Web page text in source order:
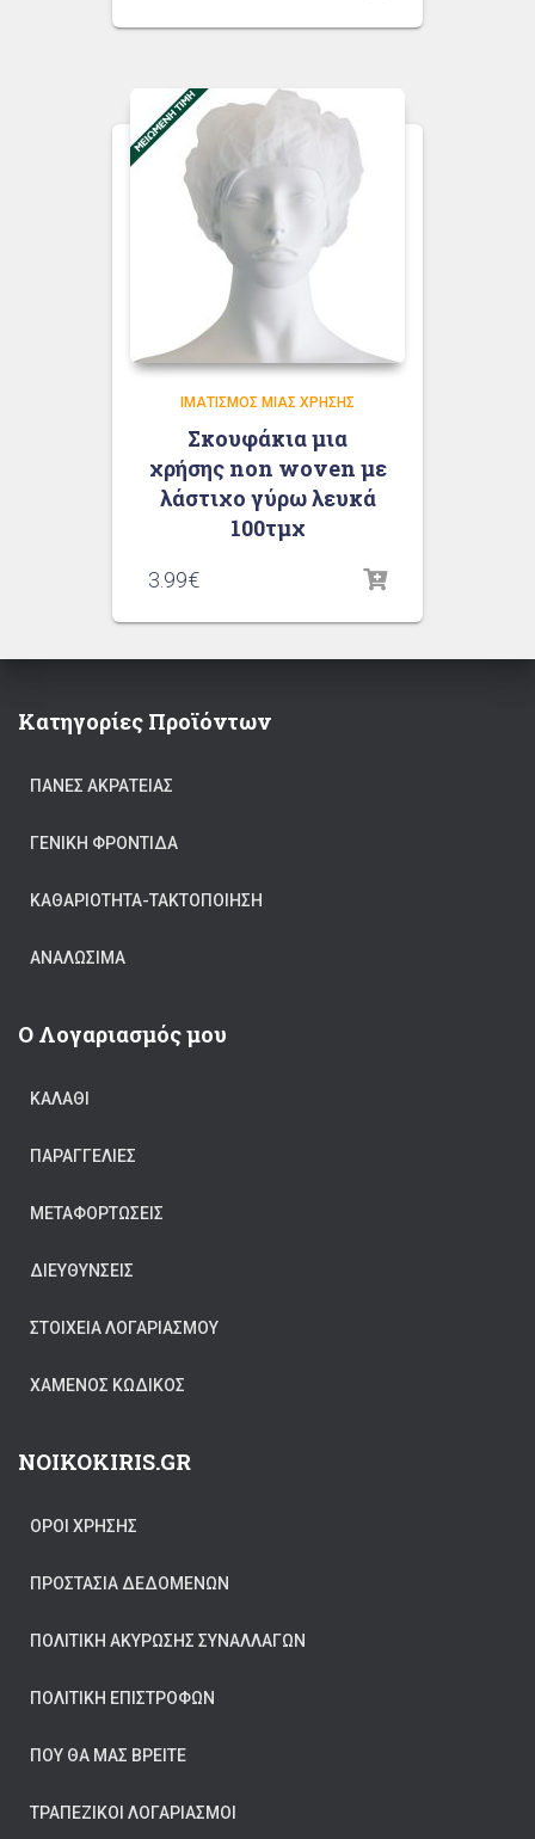
ΙΜΑΤΙΣΜΌΣ ΜΙΑΣ ΧΡΉΣΗΣ
Σκουφάκια μια
χρήσης non woven με
λάστιχο γύρω λευκά
100τμχ
3.99€
Κατηγορίες Προϊόντων
ΠΆΝΕΣ ΑΚΡΆΤΕΙΑΣ
ΓΕΝΙΚΉ ΦΡΟΝΤΊΔΑ
ΚΑΘΑΡΙΟΤΗΤΑ-ΤΑΚΤΟΠΟΙΗΣΗ
ΑΝΑΛΏΣΙΜΑ
Ο Λογαριασμός μου
ΚΑΛΆΘΙ
ΠΑΡΑΓΓΕΛΊΕΣ
ΜΕΤΑΦΟΡΤΏΣΕΙΣ
ΔΙΕΥΘΎΝΣΕΙΣ
ΣΤΟΙΧΕΊΑ ΛΟΓΑΡΙΑΣΜΟΎ
ΧΑΜΈΝΟΣ ΚΩΔΙΚΌΣ
NOIKOKIRIS.GR
ΟΡΟΙ ΧΡΗΣΗΣ
ΠΡΟΣΤΑΣΊΑ ΔΕΔΟΜΈΝΩΝ
ΠΟΛΙΤΙΚΉ ΑΚΎΡΩΣΗΣ ΣΥΝΑΛΛΑΓΏΝ
ΠΟΛΙΤΙΚΉ ΕΠΙΣΤΡΟΦΏΝ
ΠΟΥ ΘΑ ΜΑΣ ΒΡΕΊΤΕ
ΤΡΑΠΕΖΙΚΟΙ ΛΟΓΑΡΙΑΣΜΟΙ